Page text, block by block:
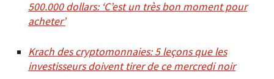
500.000 dollars: ‘C’est un très bon moment pour
acheter’
Krach des cryptomonnaies: 5 leçons que les
investisseurs doivent tirer de ce mercredi noir